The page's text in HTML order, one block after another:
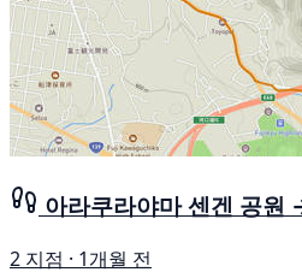
아라쿠라야마 센겐 공원
2 지점 · 1개월 전